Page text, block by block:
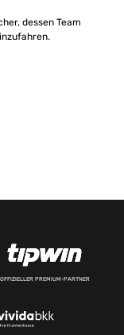
dessen Team
OFFIZIELLER PREMIUM-PARTNER